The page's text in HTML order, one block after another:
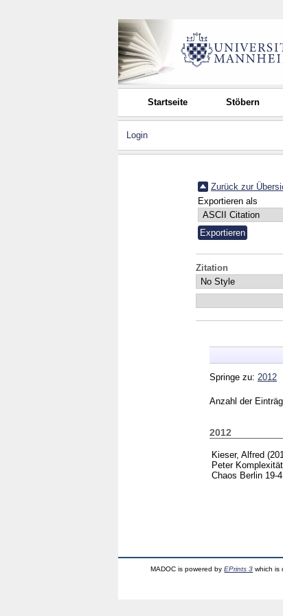
Startseite Stöbern
Login
Zurück zur
Exportieren als
Zitation
Springe zu: 2012
Anzahl der
2012
Kieser, Alfred
PeterKomplexität
Chaos Berlin 19-
MADOC is powered byEPrints 3 which is